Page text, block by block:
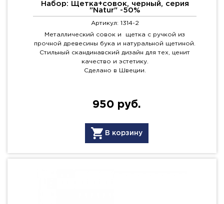
Набор: Щетка+совок, черный, серия
"Natur" -50%
Артикул: 1314-2
Металлический совок и щетка с ручкой из
прочной древесины бука и натуральной щетиной.
Стильный скандинавский дизайн для тех, ценит
качество и эстетику.
Сделано в Швеции.
950 руб.
В корзину